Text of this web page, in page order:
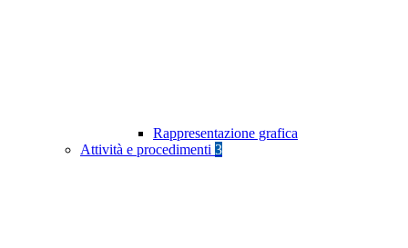
Rappresentazione grafica
Attività e procedimenti 3